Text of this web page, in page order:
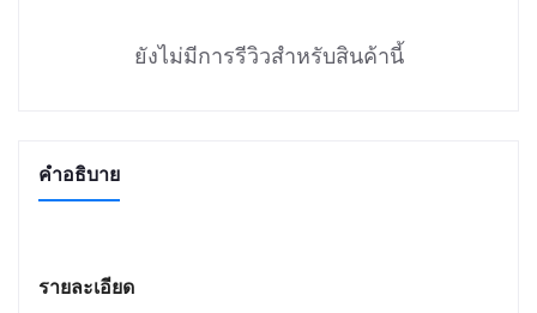
ยังไม่มีการรีวิวสำหรับสินค้านี้
คำอธิบาย
รายละเอียด